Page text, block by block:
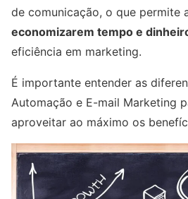
de comunicação, o que permite
economizarem tempo e
eficiência em marketing.
É importante entender as
Automação e E-mail Marketing
aproveitar ao máximo os